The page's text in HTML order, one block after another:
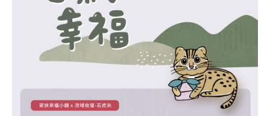
也送給那個正在慢慢盛開的自己
大宗訂購10盒另有優惠 ･ᴥ･♡♡